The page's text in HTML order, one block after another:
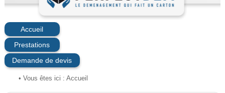
Accueil
Prestations
Demande de devis
• Vous êtes ici : Accueil